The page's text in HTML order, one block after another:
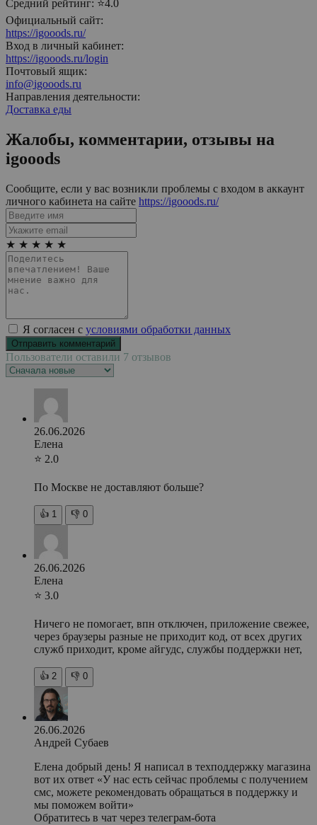
Средний рейтинг: ⭐4.0
Официальный сайт:
https://igooods.ru/
Вход в личный кабинет:
https://igooods.ru/login
Почтовый ящик:
info@igooods.ru
Направления деятельности:
Доставка еды
Жалобы, комментарии, отзывы на
igooods
Сообщите, если у вас возникли проблемы с входом в аккаунт
личного кабинета на сайте https://igooods.ru/
★ ★ ★ ★ ★
Я согласен с условиями обработки данных
Пользователи оставили 7 отзывов
26.06.2026
Елена
⭐ 2.0
По Москве не доставляют больше?
👍 1 👎 0
26.06.2026
Елена
⭐ 3.0
Ничего не помогает, впн отключен, приложение свежее,
через браузеры разные не приходит код, от всех других
служб приходит, кроме айгудс, службы поддержки нет,
👍 2 👎 0
26.06.2026
Андрей Субаев
Елена добрый день! Я написал в техподдержку магазина
вот их ответ «У нас есть сейчас проблемы с получением
смс, можете рекомендовать обращаться в поддержку и
мы поможем войти»
Обратитесь в чат через телеграм-бота